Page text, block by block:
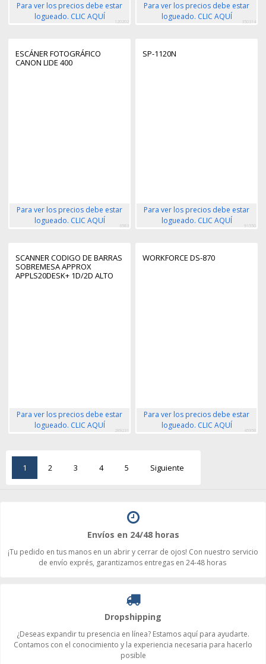
Para ver los precios debe estar
logueado. CLIC AQUÍ
120202
Para ver los precios debe estar
logueado. CLIC AQUÍ
350314
ESCÁNER FOTOGRÁFICO
CANON LIDE 400
Para ver los precios debe estar
logueado. CLIC AQUÍ
6583
SP-1120N
Para ver los precios debe estar
logueado. CLIC AQUÍ
91550
SCANNER CODIGO DE BARRAS
SOBREMESA APPROX
APPLS20DESK+ 1D/2D ALTO
Para ver los precios debe estar
logueado. CLIC AQUÍ
289231
WORKFORCE DS-870
Para ver los precios debe estar
logueado. CLIC AQUÍ
45958
1 2 3 4 5 Siguiente
Envíos en 24/48 horas
¡Tu pedido en tus manos en un abrir y cerrar de ojos! Con nuestro servicio
de envío exprés, garantizamos entregas en 24-48 horas
Dropshipping
¿Deseas expandir tu presencia en línea? Estamos aquí para ayudarte.
Contamos con el conocimiento y la experiencia necesaria para hacerlo
posible